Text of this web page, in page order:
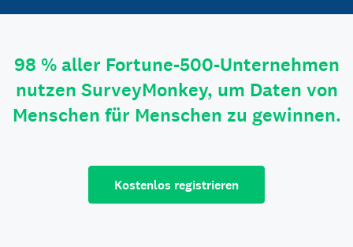
98 % aller Fortune-500-Unternehmen
nutzen SurveyMonkey, um Daten von
Menschen für Menschen zu gewinnen.
Kostenlos registrieren